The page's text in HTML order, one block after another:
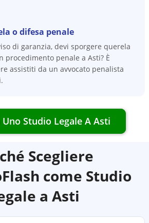
o difesa penale
di garanzia, devi sporgere querela
procedimento penale a Asti? È
assistiti da un avvocato penalista
Uno Studio Legale A Asti
Scegliere
come Studio
a Asti